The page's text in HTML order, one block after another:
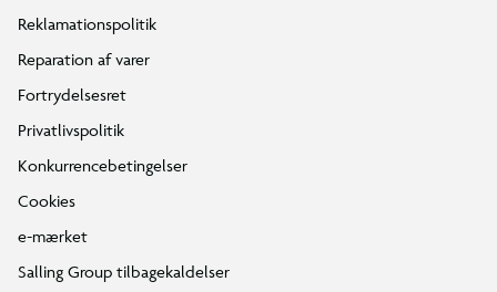
Reklamationspolitik
Reparation af varer
Fortrydelsesret
Privatlivspolitik
Konkurrencebetingelser
Cookies
e-mærket
Salling Group tilbagekaldelser